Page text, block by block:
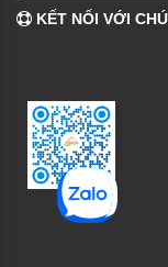
KẾT NỐI VỚI